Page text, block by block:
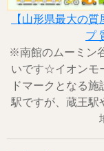
【山形県最大の
プ
※南館のムーミン
いです☆イオンモ
ドマークとなる
駅ですが、蔵王駅